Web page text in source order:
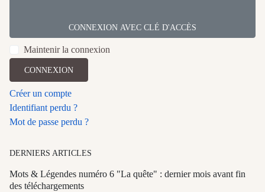
CONNEXION AVEC CLÉ D'ACCÈS
Maintenir la connexion
CONNEXION
Créer un compte
Identifiant perdu ?
Mot de passe perdu ?
DERNIERS ARTICLES
Mots & Légendes numéro 6 "La quête" : dernier mois avant fin
des téléchargements